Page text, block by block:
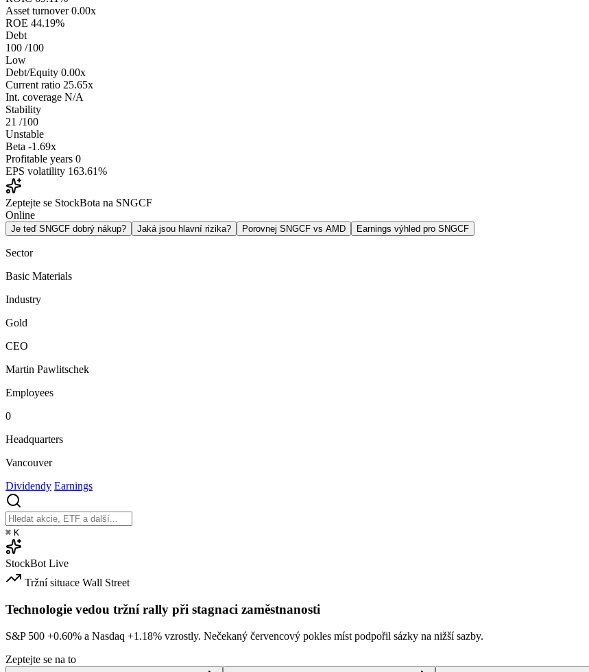
Asset turnover 0.00x
ROE 44.19%
Debt
100 /100
Low
Debt/Equity 0.00x
Current ratio 25.65x
Int. coverage N/A
Stability
21 /100
Unstable
Beta -1.69x
Profitable years 0
EPS volatility 163.61%
Zeptejte se StockBota na SNGCF
Online
Je teď SNGCF dobrý nákup? Jaká jsou hlavní rizika? Porovnej SNGCF vs AMD Earnings výhled pro SNGCF
Sector
Basic Materials
Industry
Gold
CEO
Martin Pawlitschek
Employees
0
Headquarters
Vancouver
Dividendy Earnings
⌘ K
StockBot Live
Tržní situace Wall Street
Technologie vedou tržní rally při stagnaci zaměstnanosti
S&P 500 +0.60% a Nasdaq +1.18% vzrostly. Nečekaný červencový pokles míst podpořil sázky na nižší sazby.
Zeptejte se na to